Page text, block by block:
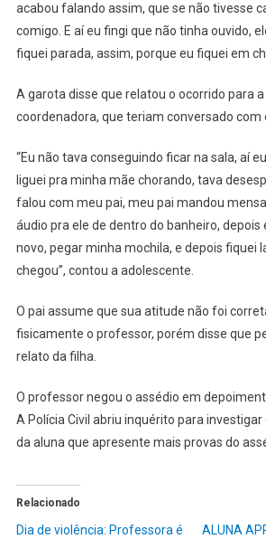
acabou falando assim, que se não tivesse
comigo. E aí eu fingi que não tinha ouvido,
fiquei parada, assim, porque eu fiquei em
A garota disse que relatou o ocorrido para
coordenadora, que teriam conversado com
“Eu não tava conseguindo ficar na sala, aí
liguei pra minha mãe chorando, tava
falou com meu pai, meu pai mandou
áudio pra ele de dentro do banheiro, depois
novo, pegar minha mochila, e depois fiquei
chegou”, contou a adolescente.
O pai assume que sua atitude não foi
fisicamente o professor, porém disse que
relato da filha.
O professor negou o assédio em
A Polícia Civil abriu inquérito para investigar
da aluna que apresente mais provas do
Relacionado
Dia de violência: Professora é
ALUNA